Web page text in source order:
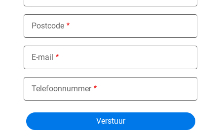
Postcode
E-mail
Telefoonnummer